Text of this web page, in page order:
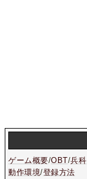
ゲーム概要/OBT/兵科
動作環境/登録方法